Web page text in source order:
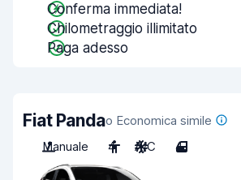
Conferma immediata!
Chilometraggio illimitato
Paga adesso
Fiat Pandao Economica simile
Manuale
4 A/C 4